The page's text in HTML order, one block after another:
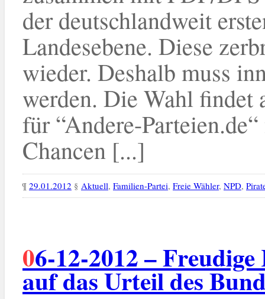
der deutschlandweit
Landesebene. Diese
wieder. Deshalb muss
werden. Die Wahl
für “Andere-
Chancen [...]
¶ 29.01.2012 § Aktuell, Familien-Partei, Freie Wähler, NPD,
06-12-2012 – Freudige Reaktionen der Kleinparteien
auf das Urteil des